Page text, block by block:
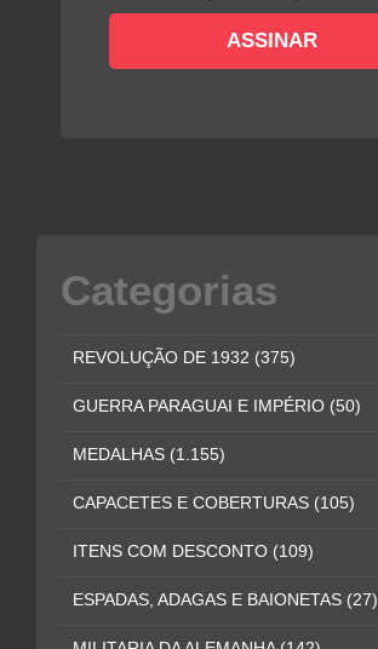
Categorias
REVOLUÇÃO DE 1932 (375)
GUERRA PARAGUAI E IMPÉRIO (50)
MEDALHAS (1.155)
CAPACETES E COBERTURAS (105)
ITENS COM DESCONTO (109)
ESPADAS, ADAGAS E BAIONETAS (27)